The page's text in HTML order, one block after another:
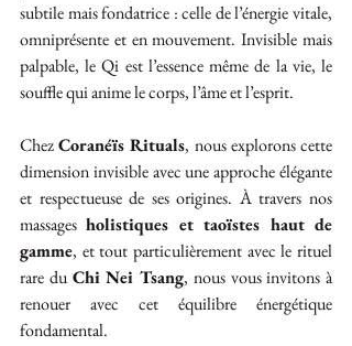
subtile mais fondatrice : celle de l’énergie vitale,
omniprésente et en mouvement. Invisible mais
palpable, le Qi est l’essence même de la vie, le
souffle qui anime le corps, l’âme et l’esprit.
Chez Coranéïs Rituals, nous explorons cette
dimension invisible avec une approche élégante
et respectueuse de ses origines. À travers nos
massages holistiques et taoïstes haut de
gamme, et tout particulièrement avec le rituel
rare du Chi Nei Tsang, nous vous invitons à
renouer avec cet équilibre énergétique
fondamental.